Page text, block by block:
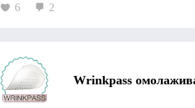
6 2
Wrinkpass